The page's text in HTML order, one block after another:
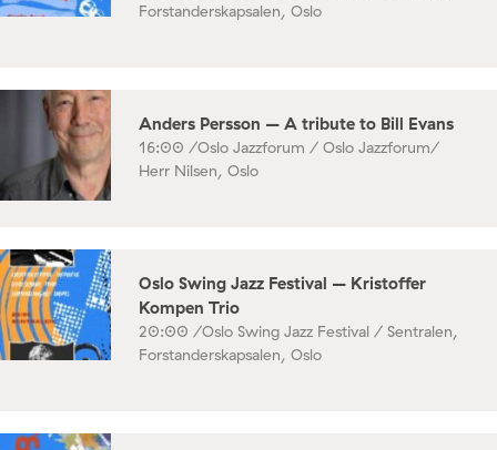
Forstanderskapsalen, Oslo
Anders Persson – A tribute to Bill Evans
16:00 /Oslo Jazzforum / Oslo Jazzforum/
Herr Nilsen, Oslo
Oslo Swing Jazz Festival – Kristoffer
Kompen Trio
20:00 /Oslo Swing Jazz Festival / Sentralen,
Forstanderskapsalen, Oslo